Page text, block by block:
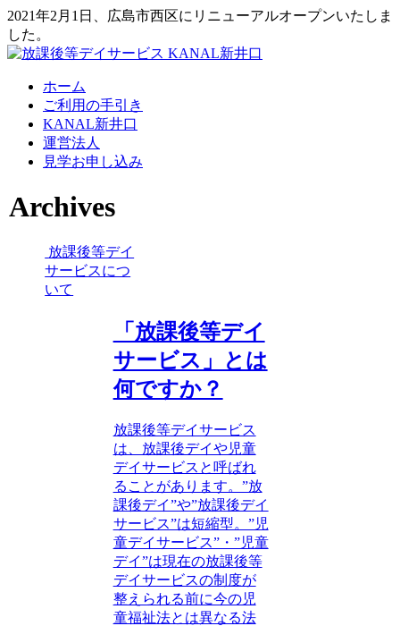
2021年2月1日、広島市西区にリニューアルオープンいたしま
した。
ホーム
ご利用の手引き
KANAL新井口
運営法人
見学お申し込み
Archives
放課後等デイ
サービスにつ
いて
「放課後等デイ
サービス」とは
何ですか？
放課後等デイサービス
は、放課後デイや児童
デイサービスと呼ばれ
ることがあります。”放
課後デイ”や”放課後デイ
サービス”は短縮型。”児
童デイサービス”・”児童
デイ”は現在の放課後等
デイサービスの制度が
整えられる前に今の児
童福祉法とは異なる法